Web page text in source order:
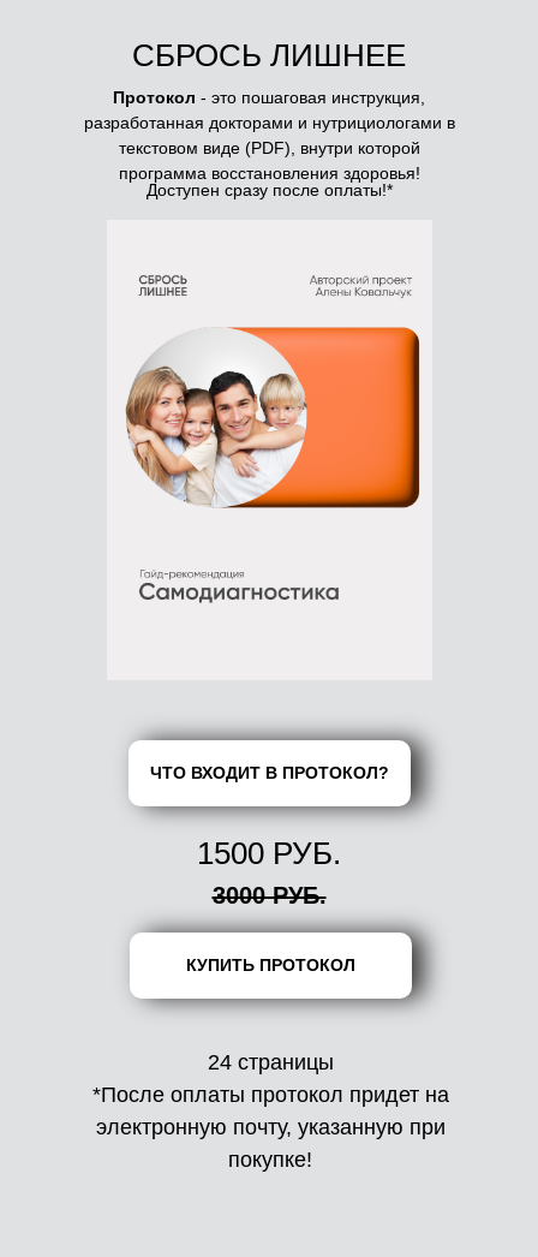
КУПИТЬ ПРОТОКОЛ
СБРОСЬ ЛИШНЕЕ
1500 РУБ.
24 страницы
*После оплаты протокол придет на
электронную почту, указанную при
покупке!
Доступен сразу после оплаты!*
3000 РУБ.
Протокол - это пошаговая инструкция,
разработанная докторами и нутрициологами в
текстовом виде (PDF), внутри которой
программа восстановления здоровья!
ЧТО ВХОДИТ В ПРОТОКОЛ?